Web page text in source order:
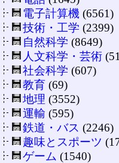
電子計算機 (6561)
技術・工学 (2399)
自然科学 (8649)
人文科学・芸術
社会科学 (607)
教育 (69)
地理 (3552)
運輸 (595)
鉄道・バス (2246)
趣味とスポーツ
ゲーム (1540)